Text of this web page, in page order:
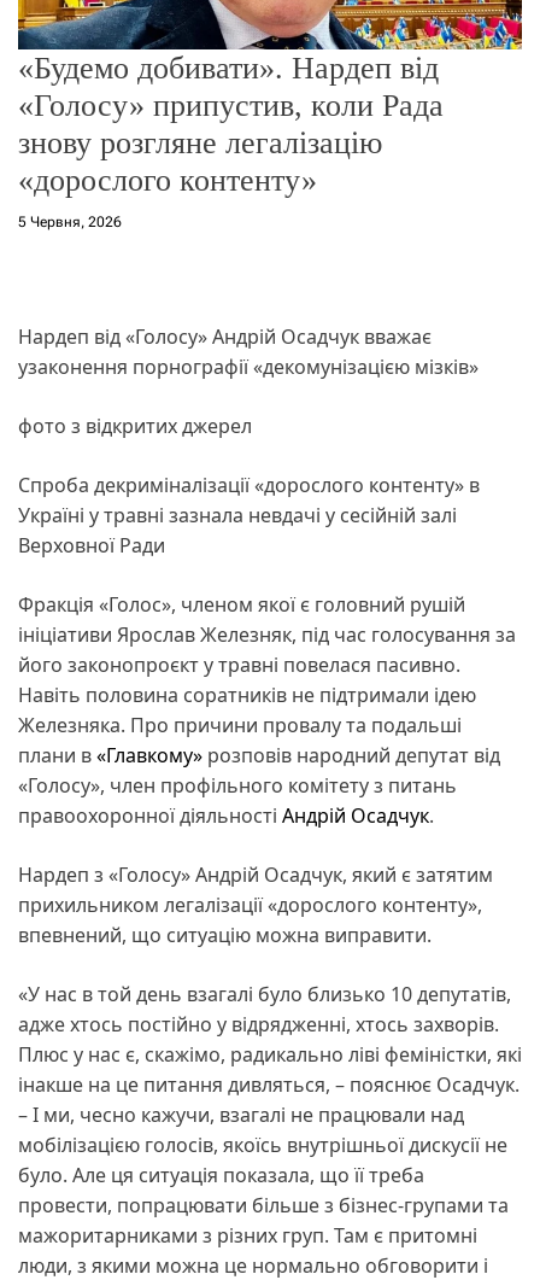
«Будемо добивати». Нардеп від
«Голосу» припустив, коли Рада
знову розгляне легалізацію
«дорослого контенту»
5 Червня, 2026
Нардеп від «Голосу» Андрій Осадчук вважає
узаконення порнографії «декомунізацією мізків»
фото з відкритих джерел
Спроба декриміналізації «дорослого контенту» в
Україні у травні зазнала невдачі у сесійній залі
Верховної Ради
Фракція «Голос», членом якої є головний рушій
ініціативи Ярослав Железняк, під час голосування за
його законопроєкт у травні повелася пасивно.
Навіть половина соратників не підтримали ідею
Железняка. Про причини провалу та подальші
плани в«Главкому» розповів народний депутат від
«Голосу», член профільного комітету з питань
правоохоронної діяльності Андрій Осадчук.
Нардеп з «Голосу» Андрій Осадчук, який є затятим
прихильником легалізації «дорослого контенту»,
впевнений, що ситуацію можна виправити.
«У нас в той день взагалі було близько 10 депутатів,
адже хтось постійно у відрядженні, хтось захворів.
Плюс у нас є, скажімо, радикально ліві феміністки, які
інакше на це питання дивляться, – пояснює Осадчук.
– І ми, чесно кажучи, взагалі не працювали над
мобілізацією голосів, якоїсь внутрішньої дискусії не
було. Але ця ситуація показала, що її треба
провести, попрацювати більше з бізнес-групами та
мажоритарниками з різних груп. Там є притомні
люди, з якими можна це нормально обговорити і